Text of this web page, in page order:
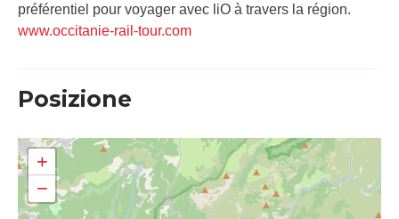
préférentiel pour voyager avec liO à travers la région.
www.occitanie-rail-tour.com
Posizione
+
−